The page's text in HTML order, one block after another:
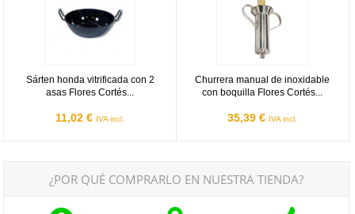
Sárten honda vitrificada con 2
asas Flores Cortés...
11,02 € IVA incl.
Churrera manual de inoxidable
con boquilla Flores Cortés...
35,39 € IVA incl.
¿POR QUÉ COMPRARLO EN NUESTRA TIENDA?